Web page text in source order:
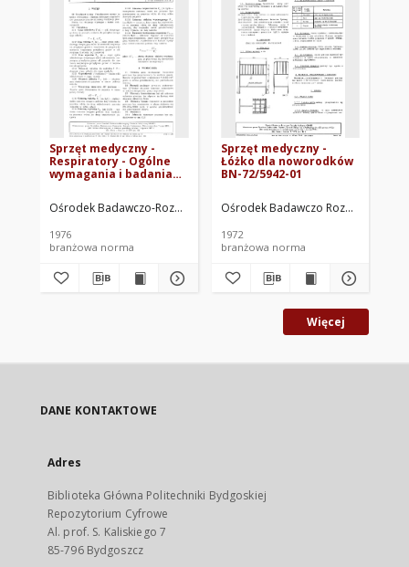
Sprzęt medyczny -
Respiratory - Ogólne
wymagania i badania
Ośrodek Badawczo-Rozwojowy Techniki Medycznej ORMED. Oprac.
1976
branżowa norma
Sprzęt medyczny -
Łóżko dla noworodków
BN-72/5942-01
Ośrodek Badawczo Rozwojowy
1972
branżowa norma
Więcej
DANE KONTAKTOWE
Adres
Biblioteka Główna Politechniki Bydgoskiej
Repozytorium Cyfrowe
Al. prof. S. Kaliskiego 7
85-796 Bydgoszcz